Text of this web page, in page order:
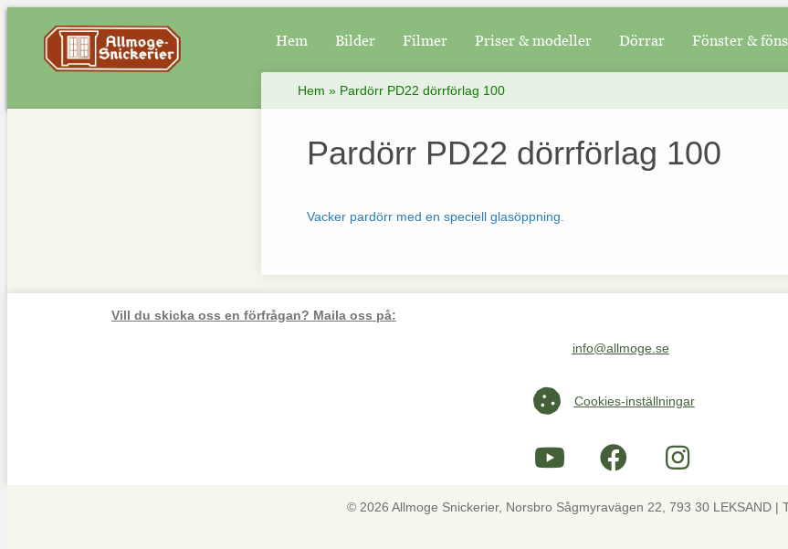
Hem Bilder Filmer Priser & modeller Dörrar Fönster &
Hem » Pardörr PD22 dörrförlag 100
Pardörr PD22 dörrförlag 100
Vacker pardörr med en speciell glasöppning.
Vill du skicka oss en förfrågan? Maila oss på:
Maila oss på info@allmoge.se
info@allmoge.se
Cookies-inställningar
Cookies-inställningar
© 2026 Allmoge Snickerier, Norsbro Sågmyravägen 22, 793 30 LEKSAND |